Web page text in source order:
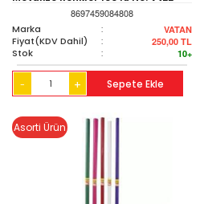
8697459084808
Marka
: VATAN
Fiyat(KDV Dahil) : 250,00 TL
Stok : 10+
- + Sepete Ekle
Asorti Ürün